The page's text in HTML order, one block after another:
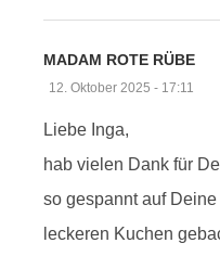
MADAM ROTE RÜBE
12. Oktober 2025 - 17:11
Liebe Inga,
hab vielen Dank für
so gespannt auf
leckeren Kuchen